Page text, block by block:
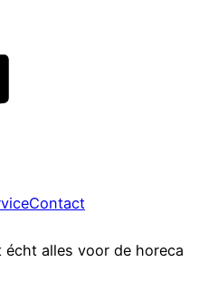
Contact
alles voor de horeca